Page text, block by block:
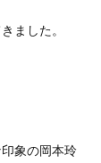
ました。
象の岡本玲